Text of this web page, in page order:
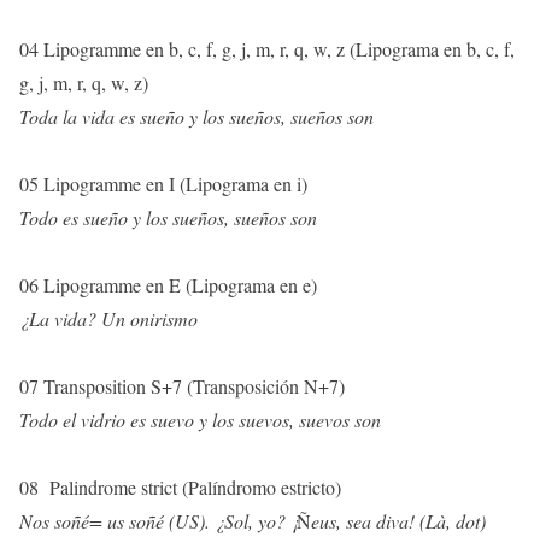
04 Lipogramme en b, c, f, g, j, m, r, q, w, z (Lipograma en b, c, f,
g, j, m, r, q, w, z)
Toda la vida es sueño y los sueños, sueños son
05 Lipogramme en I (Lipograma en i)
Todo es sueño y los sueños, sueños son
06 Lipogramme en E (Lipograma en e)
¿La vida? Un onirismo
07 Transposition S+7 (Transposición N+7)
Todo el vidrio es suevo y los suevos, suevos son
08 Palindrome strict (Palíndromo estricto)
Nos soñé= us soñé (US). ¿Sol, yo? ¡Ñeus, sea diva! (Là, dot)